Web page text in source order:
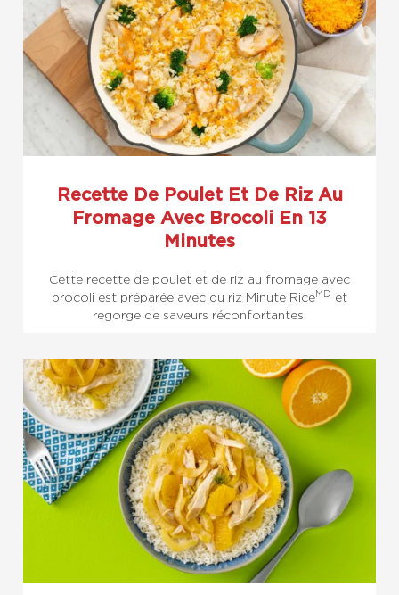
Recette De Poulet Et De Riz Au
Fromage Avec Brocoli En 13
Minutes
Cette recette de poulet et de riz au fromage avec
brocoli est préparée avec du riz Minute RiceMD et
regorge de saveurs réconfortantes.